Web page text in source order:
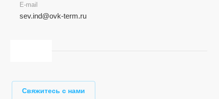
E-mail
sev.ind@ovk-term.ru
Свяжитесь с нами